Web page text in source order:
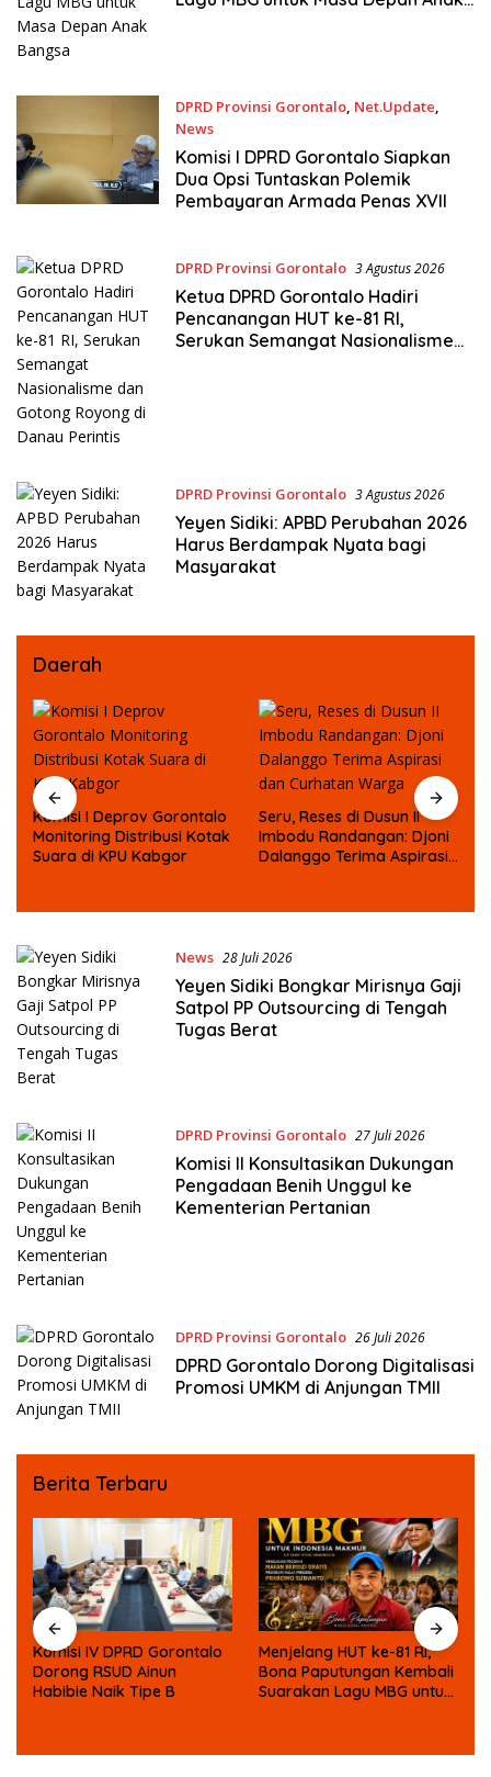
DPRD Provinsi Gorontalo, Net.Update,
News
4 Agustus 2026
Komisi I DPRD Gorontalo Siapkan
Dua Opsi Tuntaskan Polemik
Pembayaran Armada Penas XVII
DPRD Provinsi Gorontalo 3 Agustus 2026
Ketua DPRD Gorontalo Hadiri
Pencanangan HUT ke-81 RI,
Serukan Semangat Nasionalisme
DPRD Provinsi Gorontalo 3 Agustus 2026
Yeyen Sidiki: APBD Perubahan 2026
Harus Berdampak Nyata bagi
Masyarakat
Daerah
Komisi I Deprov Gorontalo
Monitoring Distribusi Kotak
Suara di KPU Kabgor
Seru, Reses di Dusun II
Imbodu Randangan: Djoni
Dalanggo Terima Aspirasi
News 28 Juli 2026
Yeyen Sidiki Bongkar Mirisnya Gaji
Satpol PP Outsourcing di Tengah
Tugas Berat
DPRD Provinsi Gorontalo 27 Juli 2026
Komisi II Konsultasikan Dukungan
Pengadaan Benih Unggul ke
Kementerian Pertanian
DPRD Provinsi Gorontalo 26 Juli 2026
DPRD Gorontalo Dorong Digitalisasi
Promosi UMKM di Anjungan TMII
Berita Terbaru
Komisi IV DPRD Gorontalo
Dorong RSUD Ainun
Habibie Naik Tipe B
Menjelang HUT ke-81 RI,
Bona Paputungan Kembali
Suarakan Lagu MBG untuk